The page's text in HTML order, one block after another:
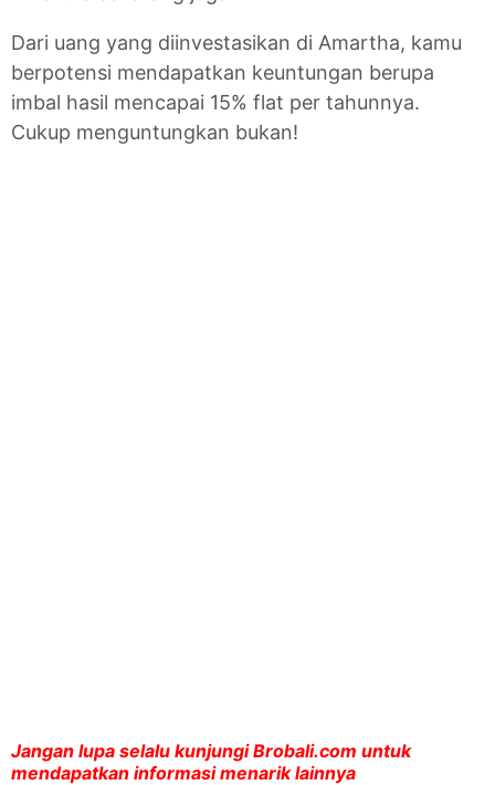
Dari uang yang diinvestasikan di Amartha, kamu
berpotensi mendapatkan keuntungan berupa
imbal hasil mencapai 15% flat per tahunnya.
Cukup menguntungkan bukan!
Jangan lupa selalu kunjungi Brobali.com untuk
mendapatkan informasi menarik lainnya